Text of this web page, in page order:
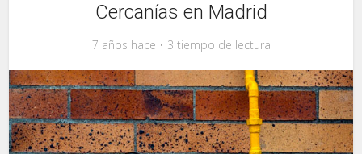
Cercanías en Madrid
7 años hace 3 tiempo de lectura